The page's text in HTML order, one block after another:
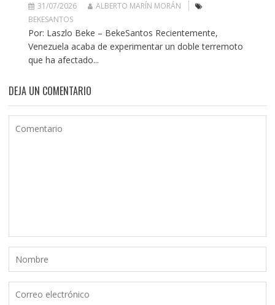
31/07/2026
ALBERTO MARÍN MORÁN
BEKESANTOS
Por: Laszlo Beke – BekeSantos Recientemente,
Venezuela acaba de experimentar un doble terremoto
que ha afectado...
DEJA UN COMENTARIO